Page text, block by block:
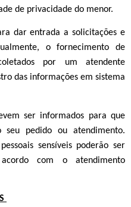
de privacidade do menor.
dar entrada a solicitações e
o fornecimento de
por um atendente
das informações em sistema
ser informados para que
seu pedido ou atendimento.
sensíveis poderão ser
com o atendimento